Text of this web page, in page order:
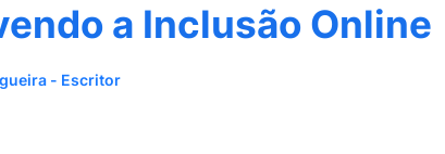
a Inclusão Online
- Escritor